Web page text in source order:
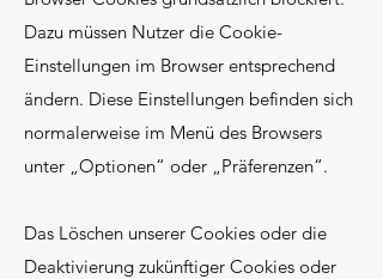
Dazu müssen Nutzer die Cookie-
Einstellungen im Browser entsprechend
ändern. Diese Einstellungen befinden sich
normalerweise im Menü des Browsers
unter „Optionen“ oder „Präferenzen“.
Das Löschen unserer Cookies oder die
Deaktivierung zukünftiger Cookies oder